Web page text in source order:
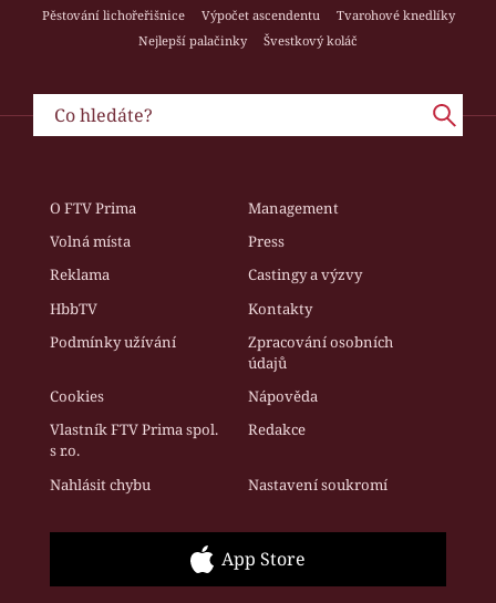
Pěstování lichořeřišnice
Výpočet ascendentu
Tvarohové knedlíky
Nejlepší palačinky
Švestkový koláč
O FTV Prima
Management
Volná místa
Press
Reklama
Castingy a výzvy
HbbTV
Kontakty
Podmínky užívání
Zpracování osobních
údajů
Cookies
Nápověda
Vlastník FTV Prima spol.
s r.o.
Redakce
Nahlásit chybu Nastavení soukromí
App Store